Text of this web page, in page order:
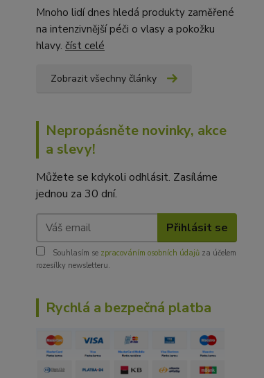
Mnoho lidí dnes hledá produkty zaměřené
na intenzivnější péči o vlasy a pokožku
hlavy. číst celé
Zobrazit všechny články
Nepropásněte novinky, akce
a slevy!
Můžete se kdykoli odhlásit. Zasíláme
jednou za 30 dní.
Přihlásit se
Souhlasím se zpracováním osobních údajů za účelem
rozesílky newsletteru.
Rychlá a bezpečná platba